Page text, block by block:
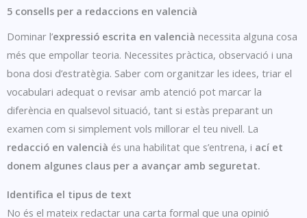
5 consells per a redaccions en valencià
Dominar l’expressió escrita en valencià necessita alguna cosa
més que empollar teoria. Necessites pràctica, observació i una
bona dosi d’estratègia. Saber com organitzar les idees, triar el
vocabulari adequat o revisar amb atenció pot marcar la
diferència en qualsevol situació, tant si estàs preparant un
examen com si simplement vols millorar el teu nivell. La
redacció en valencià és una habilitat que s’entrena, i ací et
donem algunes claus per a avançar amb seguretat.
Identifica el tipus de text
No és el mateix redactar una carta formal que una opinió